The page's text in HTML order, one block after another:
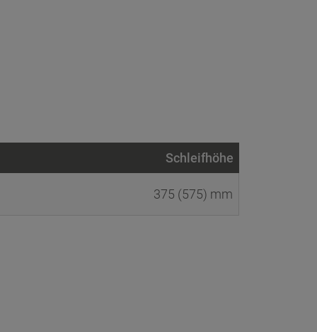
Schleifhöhe
375 (575) mm